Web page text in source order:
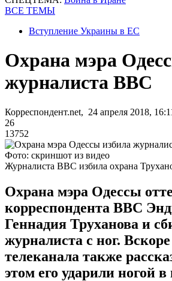
ВСЕ ТЕМЫ
Вступление Украины в ЕС
Охрана мэра
журналиста ВВС
Корреспондент.net, 24 апреля 2018,
26
13752
Фото: скриншот из видео
Журналиста ВВС избила охрана
Охрана мэра Одессы
корреспондента ВВС
Геннадия Труханова и
журналиста с ног.
телеканала также
этом его ударили ногой в